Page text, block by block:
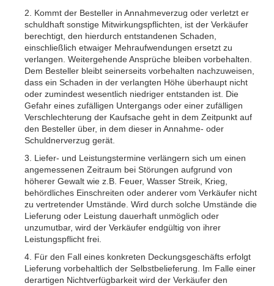
2. Kommt der Besteller in Annahmeverzug oder verletzt er
schuldhaft sonstige Mitwirkungspflichten, ist der Verkäufer
berechtigt, den hierdurch entstandenen Schaden,
einschließlich etwaiger Mehraufwendungen ersetzt zu
verlangen. Weitergehende Ansprüche bleiben vorbehalten.
Dem Besteller bleibt seinerseits vorbehalten nachzuweisen,
dass ein Schaden in der verlangten Höhe überhaupt nicht
oder zumindest wesentlich niedriger entstanden ist. Die
Gefahr eines zufälligen Untergangs oder einer zufälligen
Verschlechterung der Kaufsache geht in dem Zeitpunkt auf
den Besteller über, in dem dieser in Annahme- oder
Schuldnerverzug gerät.
3. Liefer- und Leistungstermine verlängern sich um einen
angemessenen Zeitraum bei Störungen aufgrund von
höherer Gewalt wie z.B. Feuer, Wasser Streik, Krieg,
behördliches Einschreiten oder anderer vom Verkäufer nicht
zu vertretender Umstände. Wird durch solche Umstände die
Lieferung oder Leistung dauerhaft unmöglich oder
unzumutbar, wird der Verkäufer endgültig von ihrer
Leistungspflicht frei.
4. Für den Fall eines konkreten Deckungsgeschäfts erfolgt
Lieferung vorbehaltlich der Selbstbelieferung. Im Falle einer
derartigen Nichtverfügbarkeit wird der Verkäufer den